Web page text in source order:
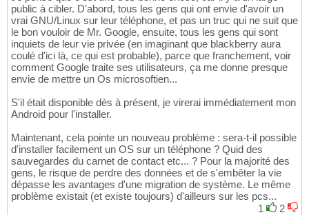
public à cibler. D'abord, tous les gens qui ont envie d'avoir un
vrai GNU/Linux sur leur téléphone, et pas un truc qui ne suit que
le bon vouloir de Mr. Google, ensuite, tous les gens qui sont
inquiets de leur vie privée (en imaginant que blackberry aura
coulé d'ici là, ce qui est probable), parce que franchement, voir
comment Google traite ses utilisateurs, ça me donne presque
envie de mettre un Os microsoftien...
S'il était disponible dès à présent, je virerai immédiatement mon
Android pour l'installer.
Maintenant, cela pointe un nouveau problème : sera-t-il possible
d'installer facilement un OS sur un téléphone ? Quid des
sauvegardes du carnet de contact etc... ? Pour la majorité des
gens, le risque de perdre des données et de s'embêter la vie
dépasse les avantages d'une migration de système. Le même
problème existait (et existe toujours) d'ailleurs sur les pcs...
1
2